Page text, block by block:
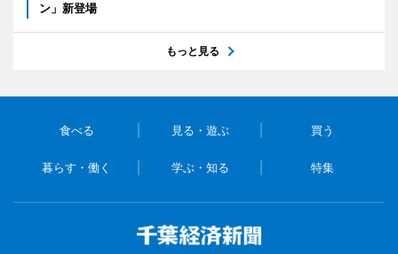
ン」新登場
もっと見る
食べる 見る・遊ぶ 買う
暮らす・働く 学ぶ・知る 特集